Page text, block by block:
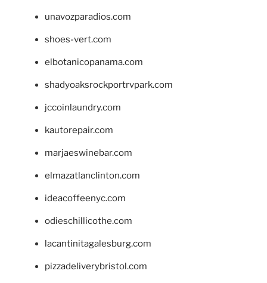
unavozparadios.com
shoes-vert.com
elbotanicopanama.com
shadyoaksrockportrvpark.com
jccoinlaundry.com
kautorepair.com
marjaeswinebar.com
elmazatlanclinton.com
ideacoffeenyc.com
odieschillicothe.com
lacantinitagalesburg.com
pizzadeliverybristol.com